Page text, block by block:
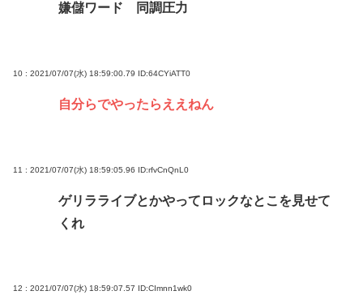
嫌儲ワード 同調圧力
10 : 2021/07/07(水) 18:59:00.79 ID:64CYiATT0
自分らでやったらええねん
11 : 2021/07/07(水) 18:59:05.96 ID:rfvCnQnL0
ゲリラライブとかやってロックなとこを見せて
くれ
12 : 2021/07/07(水) 18:59:07.57 ID:CImnn1wk0